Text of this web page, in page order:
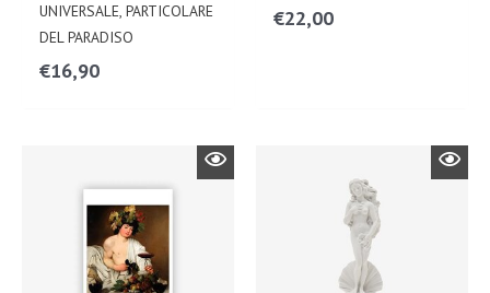
UNIVERSALE, PARTICOLARE
DEL PARADISO
€16,90
€22,00